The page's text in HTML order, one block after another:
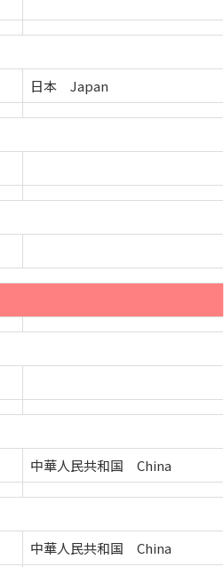
日本 Japan
中華人民共和国 China
中華人民共和国 China